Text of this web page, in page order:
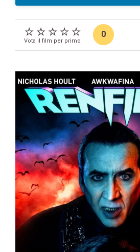
Vota il film per primo
0